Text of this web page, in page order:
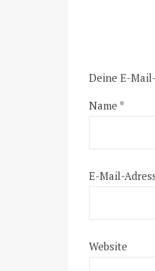
Deine E-
Name *
E-Mail-
Website